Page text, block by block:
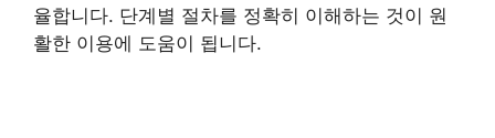
율합니다. 단계별 절차를 정확히 이해하는 것이 원
활한 이용에 도움이 됩니다.